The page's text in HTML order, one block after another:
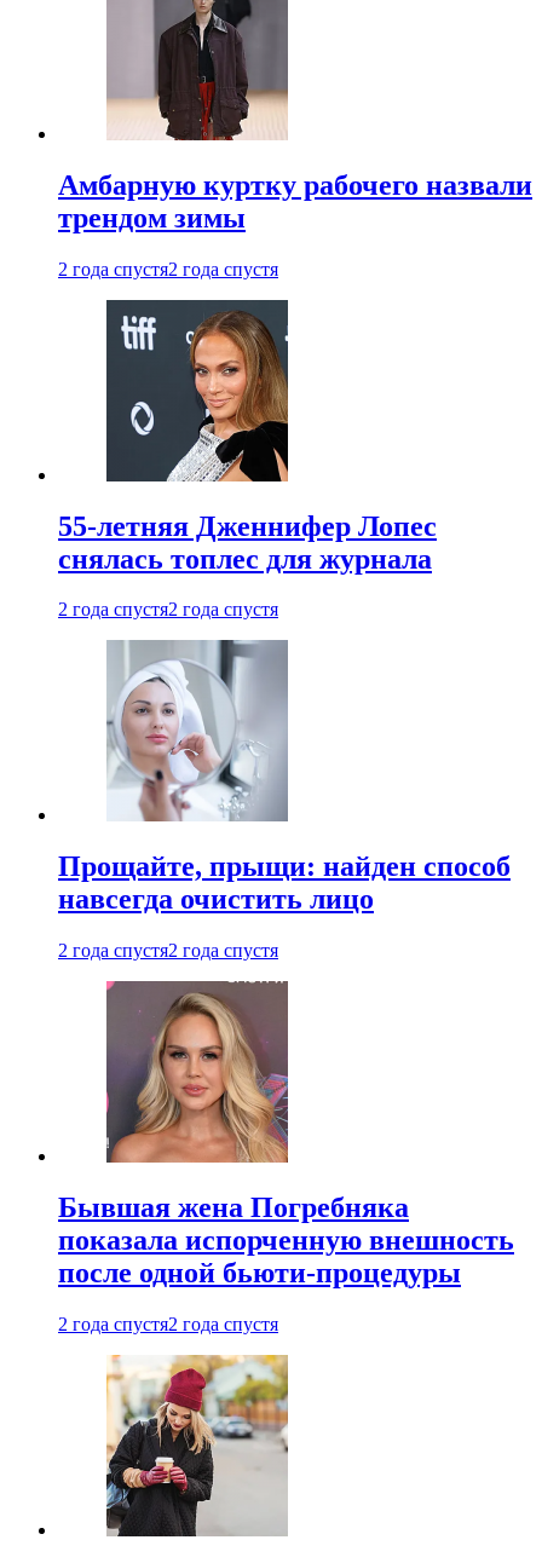
Амбарную куртку рабочего назвали
трендом зимы
2 года спустя2 года спустя
55-летняя Дженнифер Лопес
снялась топлес для журнала
2 года спустя2 года спустя
Прощайте, прыщи: найден способ
навсегда очистить лицо
2 года спустя2 года спустя
Бывшая жена Погребняка
показала испорченную внешность
после одной бьюти-процедуры
2 года спустя2 года спустя